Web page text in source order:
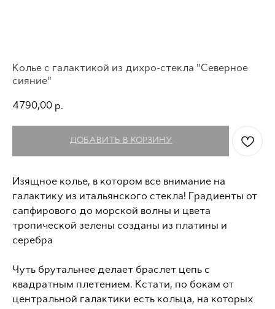
Колье с галактикой из дихро-стекла "Северное
сияние"
4790,00 р.
ДОБАВИТЬ В КОРЗИНУ
Изящное колье, в котором все внимание на
галактику из итальянского стекла! Градиенты от
сапфирового до морской волны и цвета
тропической зелены созданы из платины и
серебра
Чуть брутальнее делает браслет цепь с
квадратным плетением. Кстати, по бокам от
центральной галактики есть кольца, на которых